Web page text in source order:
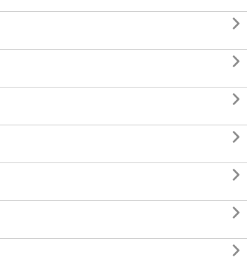






